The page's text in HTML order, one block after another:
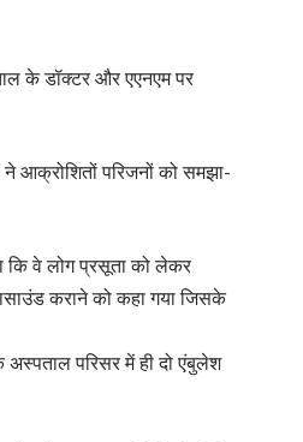
के डॉक्टर और एएनएम पर
ने आक्रोशितों परिजनों को समझा-
कि वे लोग प्रसूता को लेकर
कराने को कहा गया जिसके
परिसर में ही दो एंबुलेश